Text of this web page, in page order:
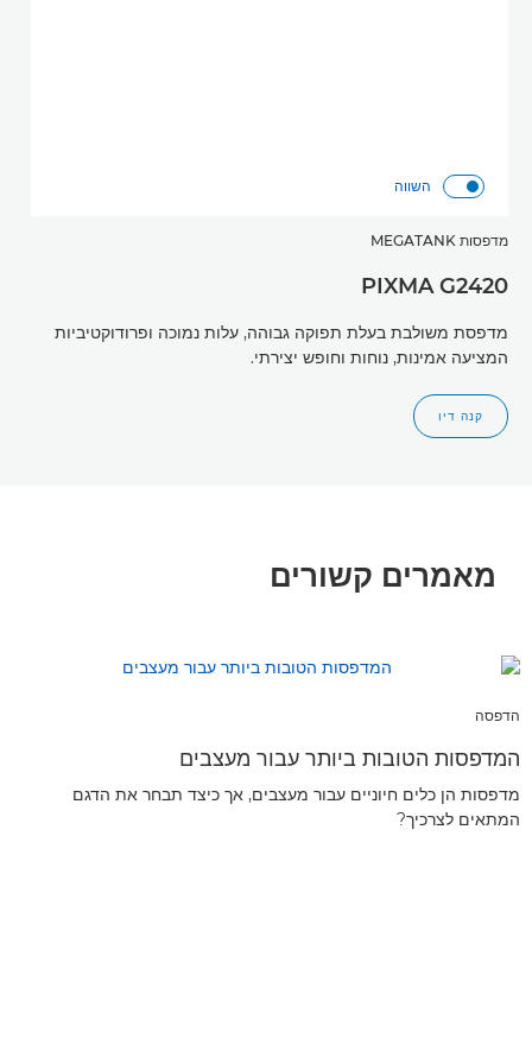
השווה
מדפסות MEGATANK
PIXMA G2420
מדפסת משולבת בעלת תפוקה גבוהה, עלות נמוכה ופרודוקטיביות
המציעה אמינות, נוחות וחופש יצירתי.
קנה דיו
מאמרים קשורים
הדפסה
המדפסות הטובות ביותר עבור מעצבים
מדפסות הן כלים חיוניים עבור מעצבים, אך כיצד תבחר את הדגם
המתאים לצרכיך?